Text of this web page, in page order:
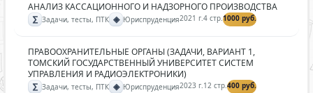
АНАЛИЗ КАССАЦИОННОГО И НАДЗОРНОГО ПРОИЗВОДСТВА
∑ Задачи, тесты, ПТК ◈ Юриспруденция2021 г.4 стр.1000 руб.
ПРАВООХРАНИТЕЛЬНЫЕ ОРГАНЫ (ЗАДАЧИ, ВАРИАНТ 1,
ТОМСКИЙ ГОСУДАРСТВЕННЫЙ УНИВЕРСИТЕТ СИСТЕМ
УПРАВЛЕНИЯ И РАДИОЭЛЕКТРОНИКИ)
∑ Задачи, тесты, ПТК ◈ Юриспруденция2023 г.12 стр.400 руб.